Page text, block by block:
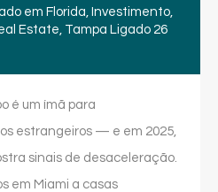
em Florida Investimento
Estate Tampa Ligado 26
é um ímã para
estrangeiros — e em 2025,
sinais de desaceleração.
em Miami a casas